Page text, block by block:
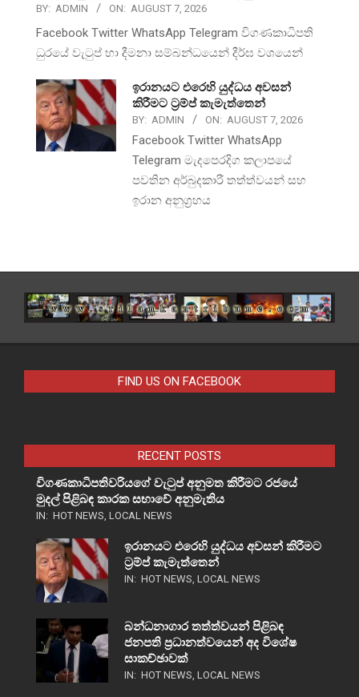
BY: ADMIN ON: AUGUST 7, 2026
Facebook Twitter WhatsApp Telegram විගණකාධිපති
ධුරයේ වැටුප් හා දීමනා සම්බන්ධයෙන් දීර්ඝ වශයෙන්
ඉරානයට එරෙහි යුද්ධය අවසන්
කිරීමට ට්‍රම්ප් කැමැත්තෙන්
BY: ADMIN ON: AUGUST 7, 2026
Facebook Twitter WhatsApp
Telegram මැදපෙරදිග කලාපයේ
පවතින අර්බුදකාරී තත්ත්වයන් සහ
ඉරාන අනුග්‍රහය
FIND US ON FACEBOOK
RECENT POSTS
විගණකාධිපතිවරියගේ වැටුප් අනුමත කිරීමට රජයේ
මුදල් පිළිබඳ කාරක සභාවේ අනුමැතිය
IN: HOT NEWS, LOCAL NEWS
ඉරානයට එරෙහි යුද්ධය අවසන් කිරීමට
ට්‍රම්ප් කැමැත්තෙන්
IN: HOT NEWS, LOCAL NEWS
බන්ධනාගාර තත්ත්වයන් පිළිබඳ
ජනපති ප්‍රධානත්වයෙන් අද විශේෂ
සාකච්ඡාවක්
IN: HOT NEWS, LOCAL NEWS